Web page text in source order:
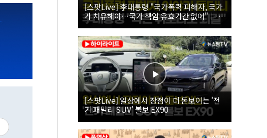
[스팟Live] 李대통령 "국가폭력 피해자, 국가
가 치유해야…국가 책임 유효기간 없어"｜
26.08.07 국가폭력 피해자 위로 오찬
[스팟Live] 일상에서 장점이 더 돋보이는 '전
기 패밀리 SUV' 볼보 EX90